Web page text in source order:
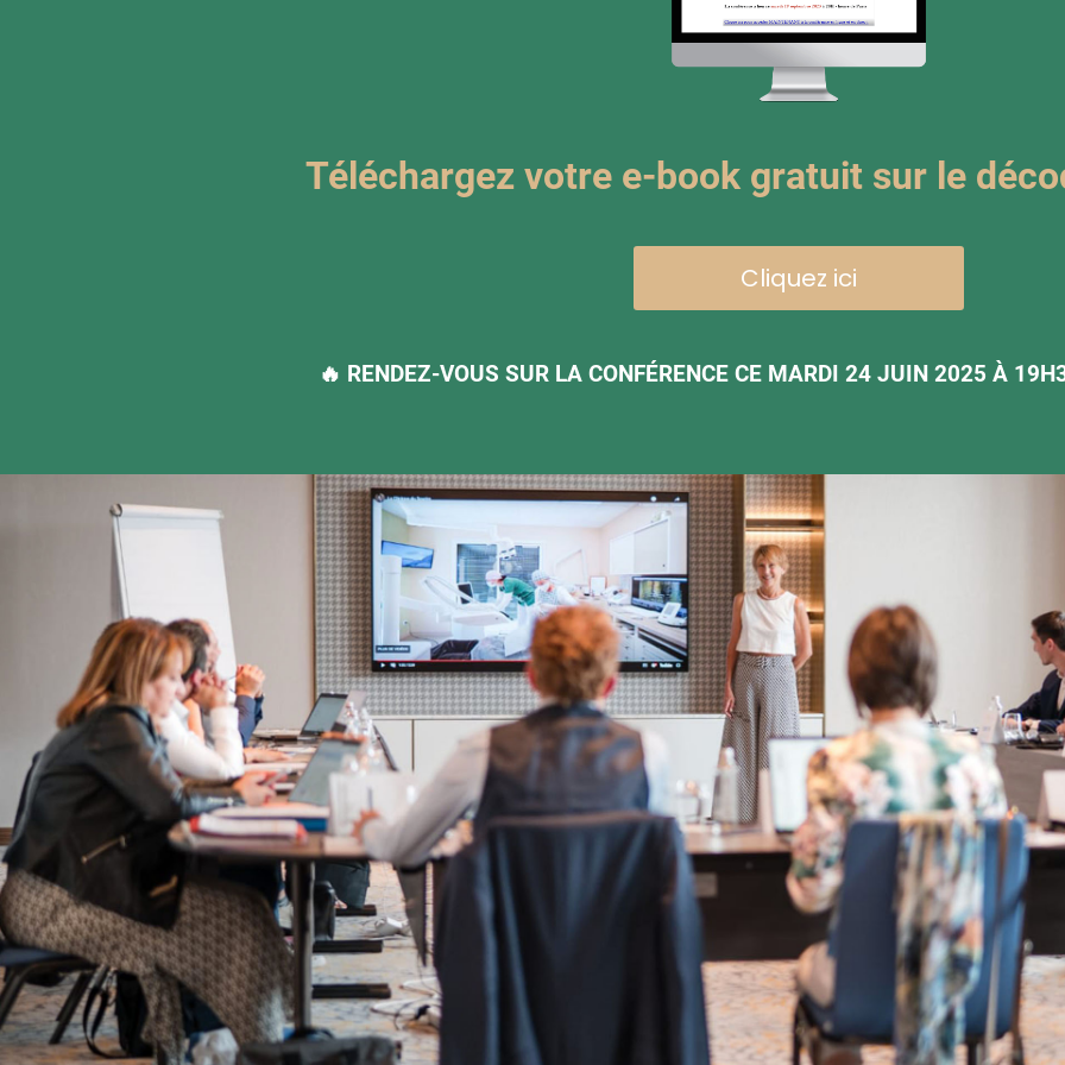
Téléchargez votre e-book gratuit sur le
Cliquez ici
🔥 RENDEZ-VOUS SUR LA CONFÉRENCE CE MARDI 24 JUIN 2025 À